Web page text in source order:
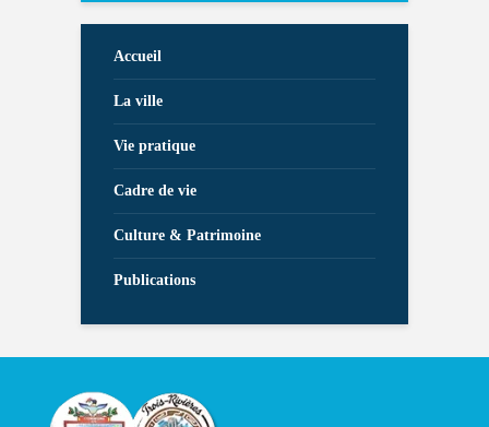
Accueil
La ville
Vie pratique
Cadre de vie
Culture & Patrimoine
Publications